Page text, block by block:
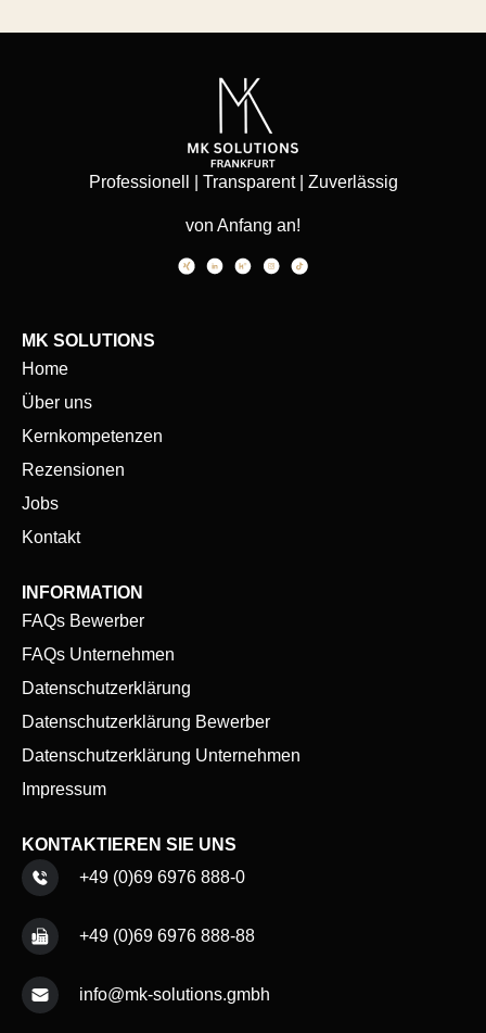
Professionell | Transparent | Zuverlässig
von Anfang an!
MK SOLUTIONS
Home
Über uns
Kernkompetenzen
Rezensionen
Jobs
Kontakt
INFORMATION
FAQs Bewerber
FAQs Unternehmen
Datenschutzerklärung
Datenschutzerklärung Bewerber
Datenschutzerklärung Unternehmen
Impressum
KONTAKTIEREN SIE UNS
+49 (0)69 6976 888-0
+49 (0)69 6976 888-88
info@mk-solutions.gmbh